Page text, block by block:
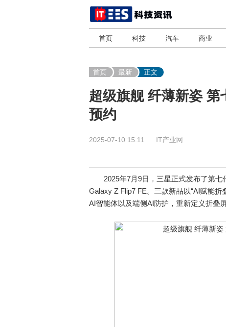
首页 科技 汽车 商业
首页 最新 正文
超级旗舰 纤薄新姿
预约
2025-07-10 15:11 IT产业网
2025年7月9日，三星正式发布了第七
Galaxy Z Flip7 FE。三款新品以“AI赋能
AI智能体以及端侧AI防护，重新定义折叠